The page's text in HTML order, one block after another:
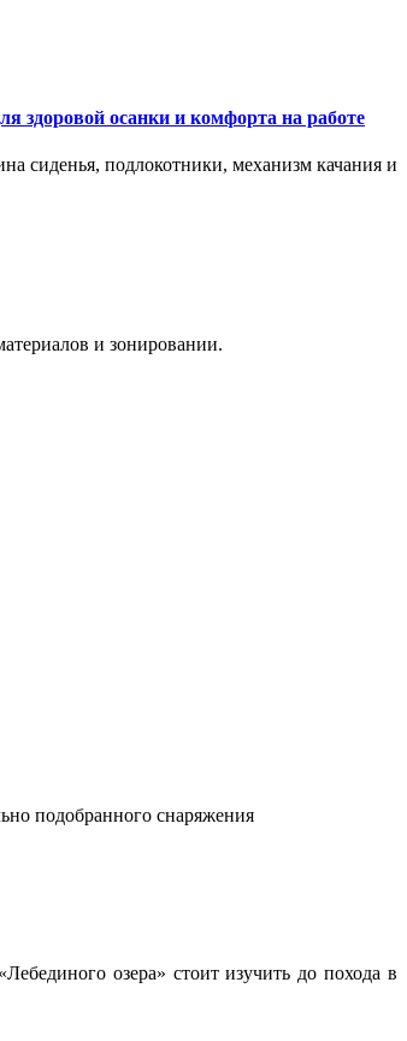
здоровой осанки и комфорта на работе
сиденья, подлокотники, механизм качания и
и зонировании.
подобранного снаряжения
озера» стоит изучить до похода в